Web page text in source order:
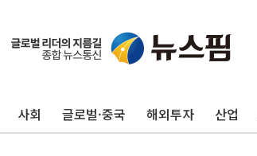
사회 글로벌·중국 해외투자 산업
이번주 국내
美, 이란전